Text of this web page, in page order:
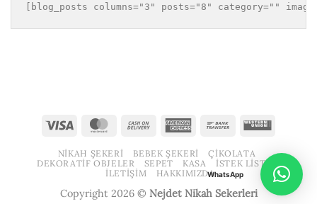
[blog_posts columns="3" posts="8" category=""
Visa MasterCardCash
Delivery
American Bank
Western
NIKAH ŞEKERI BEBEK ŞEKERI
ÇIKOLATA
DEKORATIF OBJELER
SEPET KASA
İSTEK LISTESI
İLETIŞIM
HAKKIMIZDA
Copyright 2026 © Nejdet Nikah Sekerleri
WhatsApp